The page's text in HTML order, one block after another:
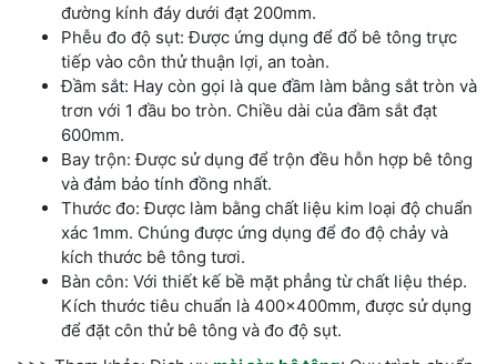
đường kính đáy dưới đạt 200mm.
Phễu đo độ sụt: Được ứng dụng để đổ bê tông trực
tiếp vào côn thử thuận lợi, an toàn.
Đầm sắt: Hay còn gọi là que đầm làm bằng sắt tròn và
trơn với 1 đầu bo tròn. Chiều dài của đầm sắt đạt
600mm.
Bay trộn: Được sử dụng để trộn đều hỗn hợp bê tông
và đảm bảo tính đồng nhất.
Thước đo: Được làm bằng chất liệu kim loại độ chuẩn
xác 1mm. Chúng được ứng dụng để đo độ chảy và
kích thước bê tông tươi.
Bàn côn: Với thiết kế bề mặt phẳng từ chất liệu thép.
Kích thước tiêu chuẩn là 400x400mm, được sử dụng
để đặt côn thử bê tông và đo độ sụt.